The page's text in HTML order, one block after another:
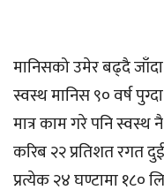
मानिसको उमेर बढ्दै जाँदा
स्वस्थ मानिस ९० वर्ष
मात्र काम गरे पनि स्वस्थ
करिब २२ प्रतिशत रगत दुई
प्रत्येक २४ घण्टामा १८०